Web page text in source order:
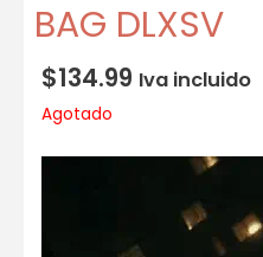
BAG DLXSV
$134.99 Iva incluido
Agotado